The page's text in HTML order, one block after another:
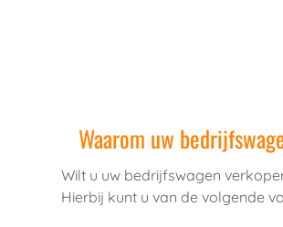
Waarom uw
Wilt u uw bedrijfswagen
Hierbij kunt u van de volgende